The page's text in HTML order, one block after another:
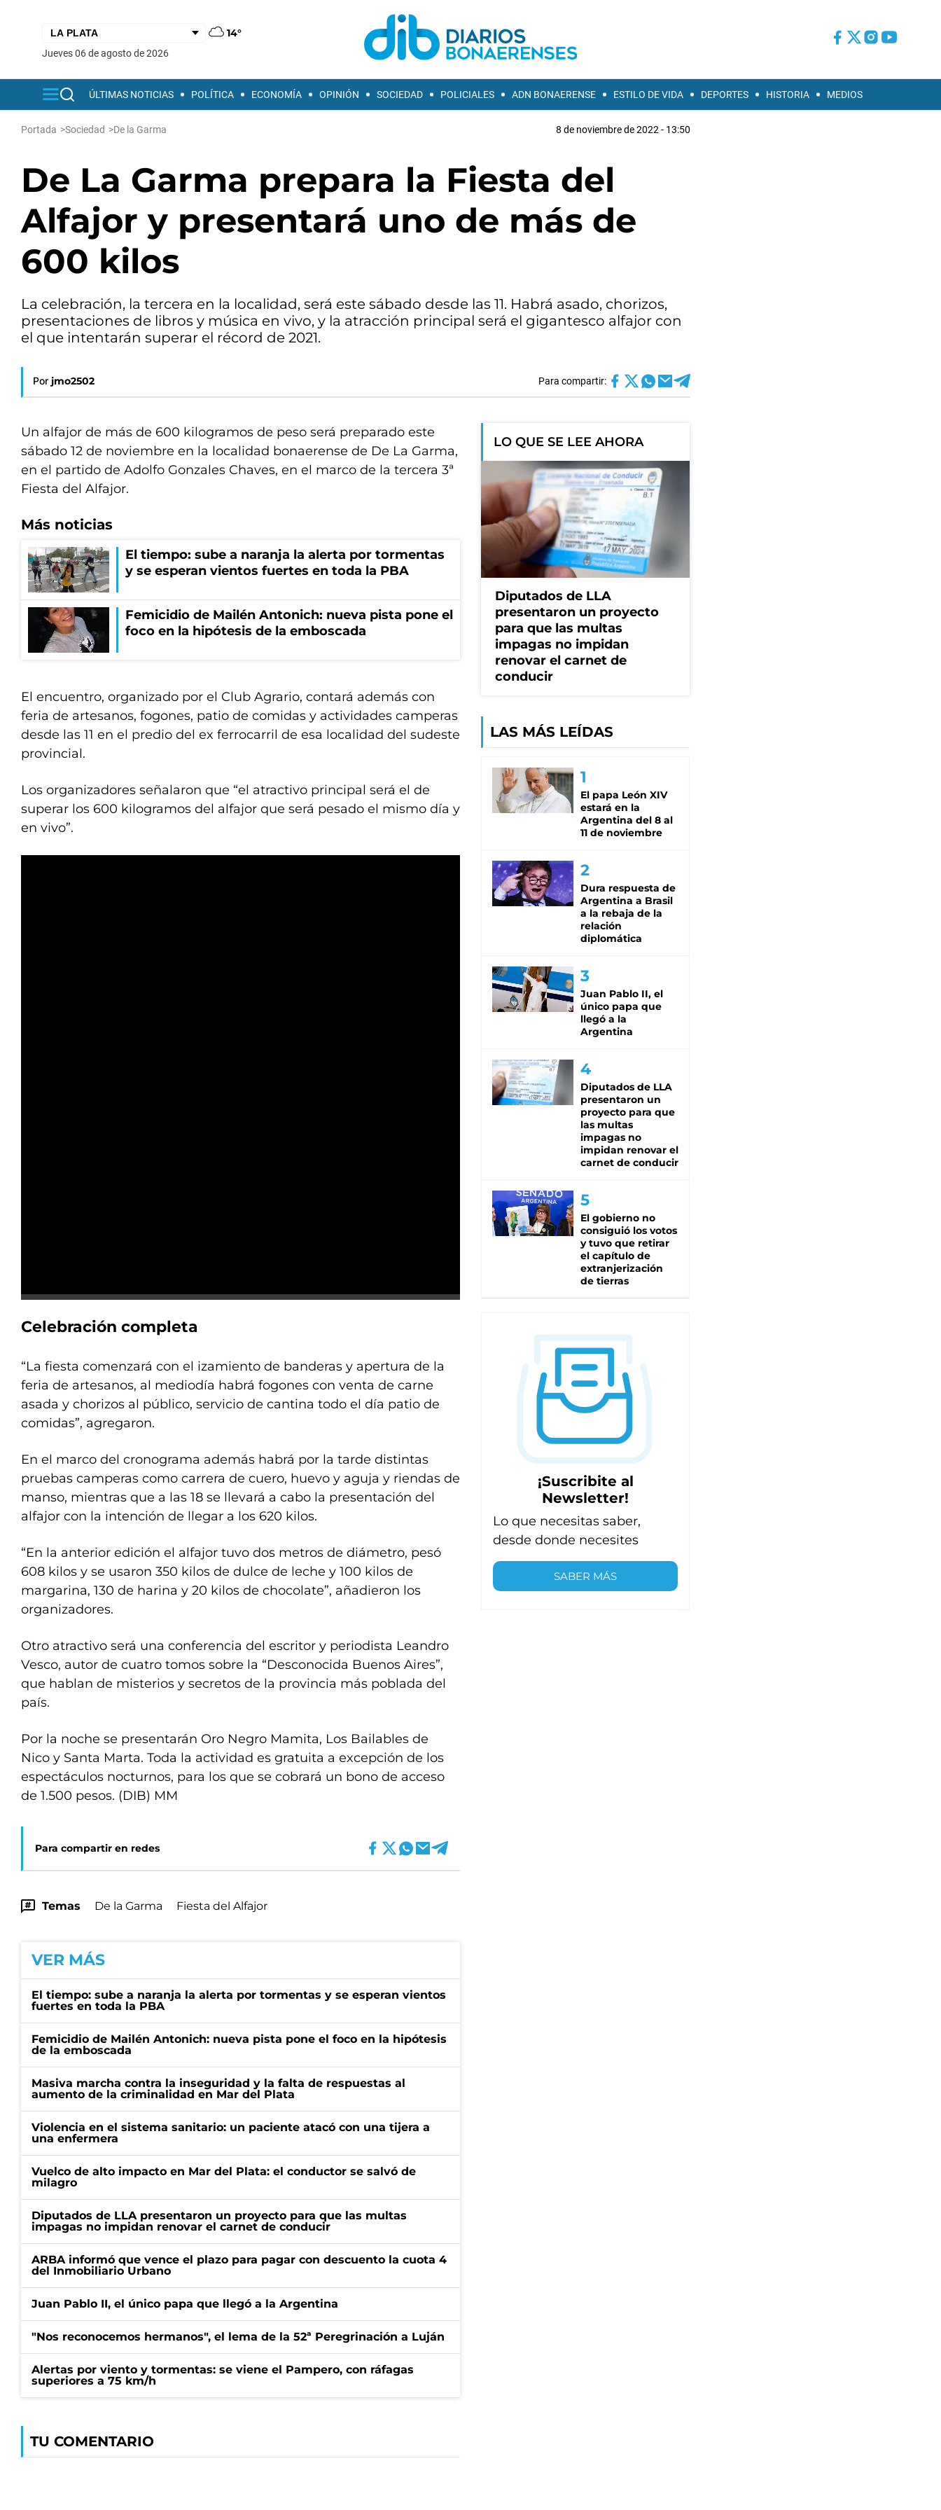
14°
jueves 06 de agosto de 2026
ÚLTIMAS NOTICIAS POLÍTICA ECONOMÍA OPINIÓN SOCIEDAD POLICIALES ADN BONAERENSE ESTILO DE VIDA DEPORTES HISTORIA MEDIOS
Portada >Sociedad >De la Garma 8 de noviembre de 2022 - 13:50
De La Garma prepara la Fiesta del
Alfajor y presentará uno de más de
600 kilos
La celebración, la tercera en la localidad, será este sábado desde las 11. Habrá asado, chorizos,
presentaciones de libros y música en vivo, y la atracción principal será el gigantesco alfajor con
el que intentarán superar el récord de 2021.
Por jmo2502 Para compartir:
Un alfajor de más de 600 kilogramos de peso será preparado este
sábado 12 de noviembre en la localidad bonaerense de De La Garma,
en el partido de Adolfo Gonzales Chaves, en el marco de la tercera 3ª
Fiesta del Alfajor.
Más noticias
El tiempo: sube a naranja la alerta por tormentas
y se esperan vientos fuertes en toda la PBA
Femicidio de Mailén Antonich: nueva pista pone el
foco en la hipótesis de la emboscada
El encuentro, organizado por el Club Agrario, contará además con
feria de artesanos, fogones, patio de comidas y actividades camperas
desde las 11 en el predio del ex ferrocarril de esa localidad del sudeste
provincial.
Los organizadores señalaron que “el atractivo principal será el de
superar los 600 kilogramos del alfajor que será pesado el mismo día y
en vivo”.
Celebración completa
“La fiesta comenzará con el izamiento de banderas y apertura de la
feria de artesanos, al mediodía habrá fogones con venta de carne
asada y chorizos al público, servicio de cantina todo el día patio de
comidas”, agregaron.
En el marco del cronograma además habrá por la tarde distintas
pruebas camperas como carrera de cuero, huevo y aguja y riendas de
manso, mientras que a las 18 se llevará a cabo la presentación del
alfajor con la intención de llegar a los 620 kilos.
“En la anterior edición el alfajor tuvo dos metros de diámetro, pesó
608 kilos y se usaron 350 kilos de dulce de leche y 100 kilos de
margarina, 130 de harina y 20 kilos de chocolate”, añadieron los
organizadores.
Otro atractivo será una conferencia del escritor y periodista Leandro
Vesco, autor de cuatro tomos sobre la “Desconocida Buenos Aires”,
que hablan de misterios y secretos de la provincia más poblada del
país.
Por la noche se presentarán Oro Negro Mamita, Los Bailables de
Nico y Santa Marta. Toda la actividad es gratuita a excepción de los
espectáculos nocturnos, para los que se cobrará un bono de acceso
de 1.500 pesos. (DIB) MM
Para compartir en redes
Temas De la Garma Fiesta del Alfajor
VER MÁS
El tiempo: sube a naranja la alerta por tormentas y se esperan vientos
fuertes en toda la PBA
Femicidio de Mailén Antonich: nueva pista pone el foco en la hipótesis
de la emboscada
Masiva marcha contra la inseguridad y la falta de respuestas al
aumento de la criminalidad en Mar del Plata
Violencia en el sistema sanitario: un paciente atacó con una tijera a
una enfermera
Vuelco de alto impacto en Mar del Plata: el conductor se salvó de
milagro
Diputados de LLA presentaron un proyecto para que las multas
impagas no impidan renovar el carnet de conducir
ARBA informó que vence el plazo para pagar con descuento la cuota 4
del Inmobiliario Urbano
Juan Pablo II, el único papa que llegó a la Argentina
"Nos reconocemos hermanos", el lema de la 52ª Peregrinación a Luján
Alertas por viento y tormentas: se viene el Pampero, con ráfagas
superiores a 75 km/h
TU COMENTARIO
LO QUE SE LEE AHORA
Diputados de LLA
presentaron un proyecto
para que las multas
impagas no impidan
renovar el carnet de
conducir
LAS MÁS LEÍDAS
El papa León XIV
estará en la
Argentina del 8 al
11 de noviembre
Dura respuesta de
Argentina a Brasil
a la rebaja de la
relación
diplomática
Juan Pablo II, el
único papa que
llegó a la
Argentina
Diputados de LLA
presentaron un
proyecto para que
las multas
impagas no
impidan renovar el
carnet de conducir
El gobierno no
consiguió los votos
y tuvo que retirar
el capítulo de
extranjerización
de tierras
¡Suscribite al
Newsletter!
Lo que necesitas saber,
desde donde necesites
SABER MÁS